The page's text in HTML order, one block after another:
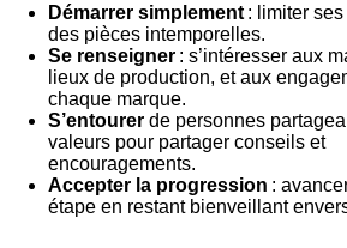
Démarrer simplement : limiter
des pièces intemporelles.
Se renseigner : s’intéresser aux
lieux de production, et aux
chaque marque.
S’entourer de personnes
valeurs pour partager conseils et
encouragements.
Accepter la progression :
étape en restant bienveillant